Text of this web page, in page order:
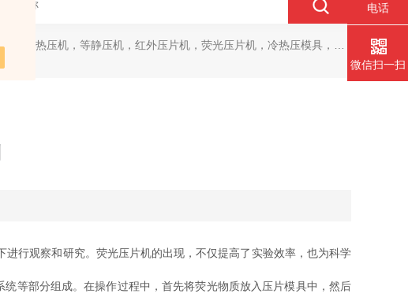
机，热压机，等静压机，红外压片机，荧光压片机，冷热压模具，马弗炉，干燥箱
行观察和研究。荧光压片机的出现，不仅提高了实验效率，也为科学
等部分组成。在操作过程中，首先将荧光物质放入压片模具中，然后
电话
微信扫一扫